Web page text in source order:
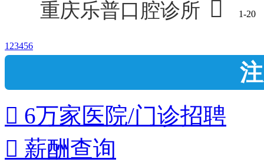
重庆乐普口腔诊所  1-20
1 23456
 6万家医院/门诊招聘
 薪酬查询